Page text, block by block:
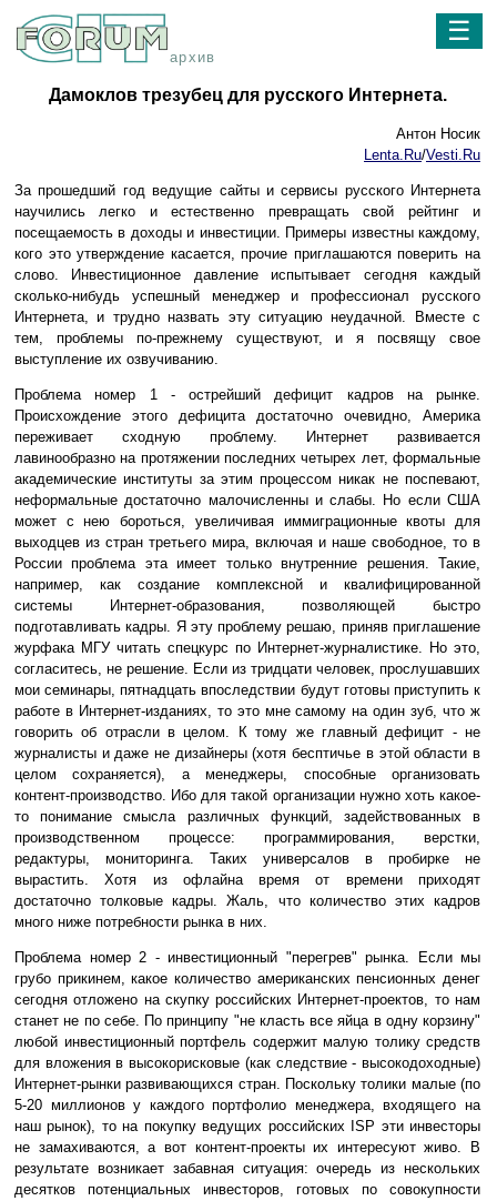
архив
☰
Дамоклов трезубец для русского Интернета.
Антон Носик
Lenta.Ru/Vesti.Ru
За прошедший год ведущие сайты и сервисы русского Интернета
научились легко и естественно превращать свой рейтинг и
посещаемость в доходы и инвестиции. Примеры известны каждому,
кого это утверждение касается, прочие приглашаются поверить на
слово. Инвестиционное давление испытывает сегодня каждый
сколько-нибудь успешный менеджер и профессионал русского
Интернета, и трудно назвать эту ситуацию неудачной. Вместе с
тем, проблемы по-прежнему существуют, и я посвящу свое
выступление их озвучиванию.
Проблема номер 1 - острейший дефицит кадров на рынке.
Происхождение этого дефицита достаточно очевидно, Америка
переживает сходную проблему. Интернет развивается
лавинообразно на протяжении последних четырех лет, формальные
академические институты за этим процессом никак не поспевают,
неформальные достаточно малочисленны и слабы. Но если США
может с нею бороться, увеличивая иммиграционные квоты для
выходцев из стран третьего мира, включая и наше свободное, то в
России проблема эта имеет только внутренние решения. Такие,
например, как создание комплексной и квалифицированной
системы Интернет-образования, позволяющей быстро
подготавливать кадры. Я эту проблему решаю, приняв приглашение
журфака МГУ читать спецкурс по Интернет-журналистике. Но это,
согласитесь, не решение. Если из тридцати человек, прослушавших
мои семинары, пятнадцать впоследствии будут готовы приступить к
работе в Интернет-изданиях, то это мне самому на один зуб, что ж
говорить об отрасли в целом. К тому же главный дефицит - не
журналисты и даже не дизайнеры (хотя бесптичье в этой области в
целом сохраняется), а менеджеры, способные организовать
контент-производство. Ибо для такой организации нужно хоть какое-
то понимание смысла различных функций, задействованных в
производственном процессе: программирования, верстки,
редактуры, мониторинга. Таких универсалов в пробирке не
вырастить. Хотя из офлайна время от времени приходят
достаточно толковые кадры. Жаль, что количество этих кадров
много ниже потребности рынка в них.
Проблема номер 2 - инвестиционный "перегрев" рынка. Если мы
грубо прикинем, какое количество американских пенсионных денег
сегодня отложено на скупку российских Интернет-проектов, то нам
станет не по себе. По принципу "не класть все яйца в одну корзину"
любой инвестиционный портфель содержит малую толику средств
для вложения в высокорисковые (как следствие - высокодоходные)
Интернет-рынки развивающихся стран. Поскольку толики малые (по
5-20 миллионов у каждого портфолио менеджера, входящего на
наш рынок), то на покупку ведущих российских ISP эти инвесторы
не замахиваются, а вот контент-проекты их интересуют живо. В
результате возникает забавная ситуация: очередь из нескольких
десятков потенциальных инвесторов, готовых по совокупности